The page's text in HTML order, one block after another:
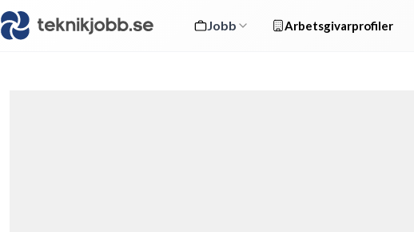
Jobb Arbetsgivarprofiler